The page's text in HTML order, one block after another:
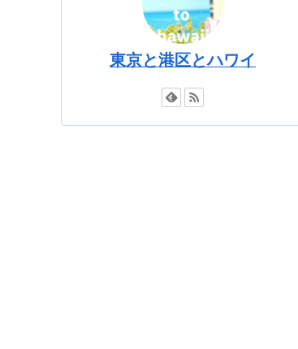
東京と港区とハワイ